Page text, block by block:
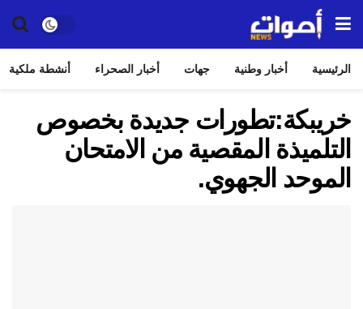
الرئيسية أخبار وطنية جهات أخبار الصحراء أنشطة ملكية
خريبكة:تطورات جديدة بخصوص
التلميذة المقصية من الامتحان
الموحد الجهوي.